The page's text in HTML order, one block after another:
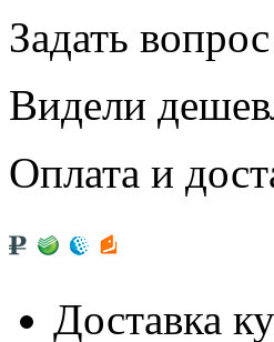
Задать
Видели
Оплата и
Доставка